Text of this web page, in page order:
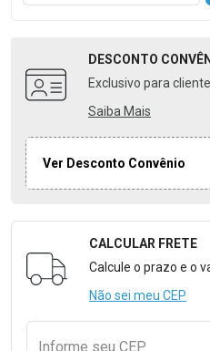
DESCONTO
Exclusivo para
Saiba Mais
Ver Desconto Convênio
Formulário para
CALCULAR FRETE
Calcule o prazo e o
Não sei meu CEP
Informe seu CEP